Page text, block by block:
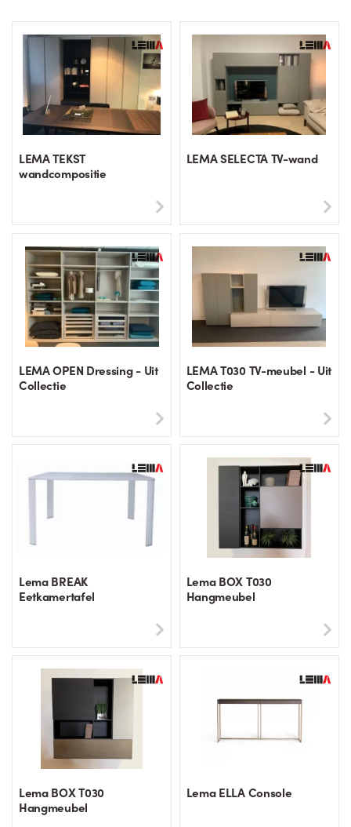
LEMA TEKST
wandcompositie
LEMA SELECTA TV-wand
LEMA OPEN Dressing - Uit
Collectie
LEMA T030 TV-meubel - Uit
Collectie
Lema BREAK
Eetkamertafel
Lema BOX T030
Hangmeubel
Lema BOX T030
Hangmeubel
Lema ELLA Console